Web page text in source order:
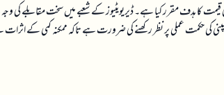
تجزیہ کاروں نے کوائن بیس کے شیئرز کے حوالے سے مندی کا رجحان برقرار رکھتے ہوئے 140 ڈالر کی قیمت کا ہدف مقرر کیا ہے۔ ڈیریویٹیوز کے شعبے میں سخت
کمپنی کی حکمت عملی پر نظر رکھنے کی ضرورت ہے تاکہ ممکنہ کمی کے